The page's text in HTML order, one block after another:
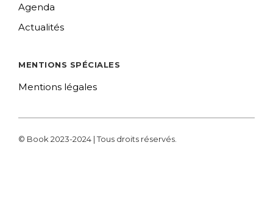
Agenda
Actualités
MENTIONS SPÉCIALES
Mentions légales
© Book 2023-2024 | Tous droits réservés.